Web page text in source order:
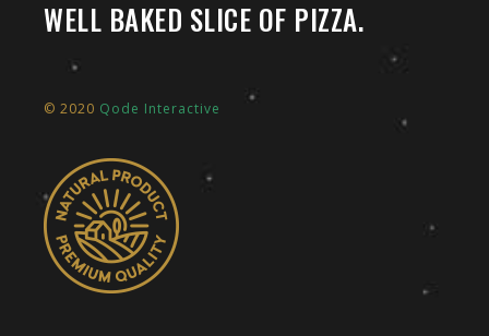
WELL BAKED SLICE OF PIZZA.
© 2020 Qode Interactive